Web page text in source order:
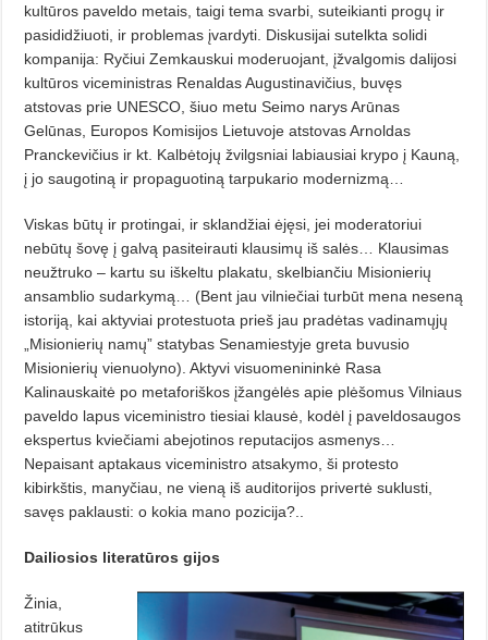
kultūros paveldo metais, taigi tema svarbi, suteikianti progų ir
pasididžiuoti, ir problemas įvardyti. Diskusijai sutelkta solidi
kompanija: Ryčiui Zemkauskui moderuojant, įžvalgomis dalijosi
kultūros viceministras Renaldas Augustinavičius, buvęs
atstovas prie UNESCO, šiuo metu Seimo narys Arūnas
Gelūnas, Europos Komisijos Lietuvoje atstovas Arnoldas
Pranckevičius ir kt. Kalbėtojų žvilgsniai labiausiai krypo į Kauną,
į jo saugotiną ir propaguotiną tarpukario modernizmą…
Viskas būtų ir protingai, ir sklandžiai ėjęsi, jei moderatoriui
nebūtų šovę į galvą pasiteirauti klausimų iš salės… Klausimas
neužtruko – kartu su iškeltu plakatu, skelbiančiu Misionierių
ansamblio sudarkymą… (Bent jau vilniečiai turbūt mena neseną
istoriją, kai aktyviai protestuota prieš jau pradėtas vadinamųjų
„Misionierių namų” statybas Senamiestyje greta buvusio
Misionierių vienuolyno). Aktyvi visuomenininkė Rasa
Kalinauskaitė po metaforiškos įžangėlės apie plėšomus Vilniaus
paveldo lapus viceministro tiesiai klausė, kodėl į paveldosaugos
ekspertus kviečiami abejotinos reputacijos asmenys…
Nepaisant aptakaus viceministro atsakymo, ši protesto
kibirkštis, manyčiau, ne vieną iš auditorijos privertė suklusti,
savęs paklausti: o kokia mano pozicija?..
Dailiosios literatūros gijos
Žinia,
atitrūkus